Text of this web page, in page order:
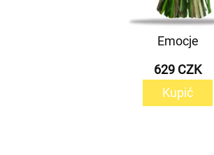
Emocje
629 CZK
Kupić